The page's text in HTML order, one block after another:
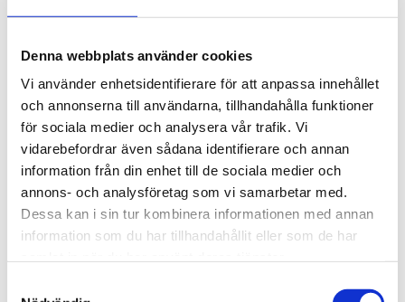
Denna webbplats använder cookies
Vi använder enhetsidentifierare för att anpassa innehållet
och annonserna till användarna, tillhandahålla funktioner
för sociala medier och analysera vår trafik. Vi
vidarebefordrar även sådana identifierare och annan
information från din enhet till de sociala medier och
annons- och analysföretag som vi samarbetar med.
Dessa kan i sin tur kombinera informationen med annan
information som du har tillhandahållit eller som de har
Lägg till i favoriter